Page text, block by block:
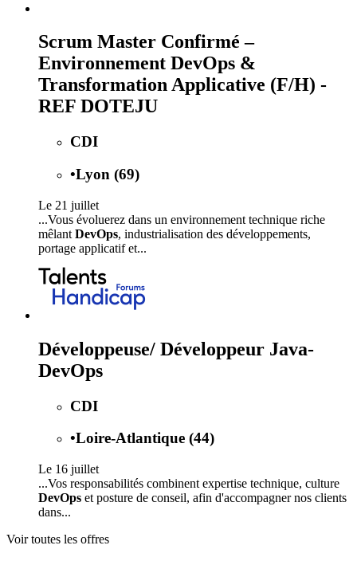
Scrum Master Confirmé –
Environnement DevOps &
Transformation Applicative (F/H) -
REF DOTEJU
CDI
•Lyon (69)
Le 21 juillet
...Vous évoluerez dans un environnement technique riche
mêlant DevOps, industrialisation des développements,
portage applicatif et...
Développeuse/ Développeur Java-
DevOps
CDI
•Loire-Atlantique (44)
Le 16 juillet
...Vos responsabilités combinent expertise technique, culture
DevOps et posture de conseil, afin d'accompagner nos clients
dans...
Voir toutes les offres